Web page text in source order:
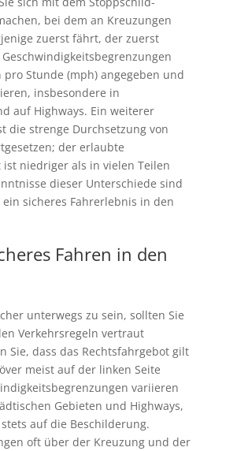
bei dem an Kreuzungen
zuerst fährt, der zuerst
Stunde (mph) angegeben und
insbesondere in
auf Highways. Ein weiterer
die strenge Durchsetzung von
der erlaubte
niedriger als in vielen Teilen
dieser Unterschiede sind
sicheres Fahrerlebnis in den
Fahren in den
unterwegs zu sein, sollten Sie
Verkehrsregeln vertraut
Sie, dass das Rechtsfahrgebot gilt
meist auf der linken Seite
variieren
Gebieten und Highways,
auf die Beschilderung.
oft über der Kreuzung und der